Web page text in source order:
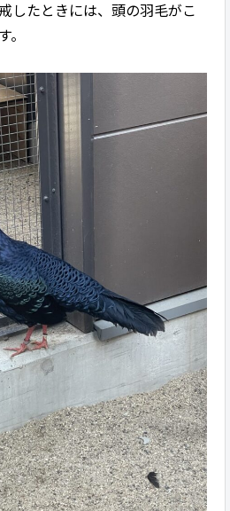
したときには、頭の羽毛がこ